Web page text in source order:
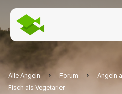
Alle Angeln Forum
Angeln
Fisch als Vegetarier